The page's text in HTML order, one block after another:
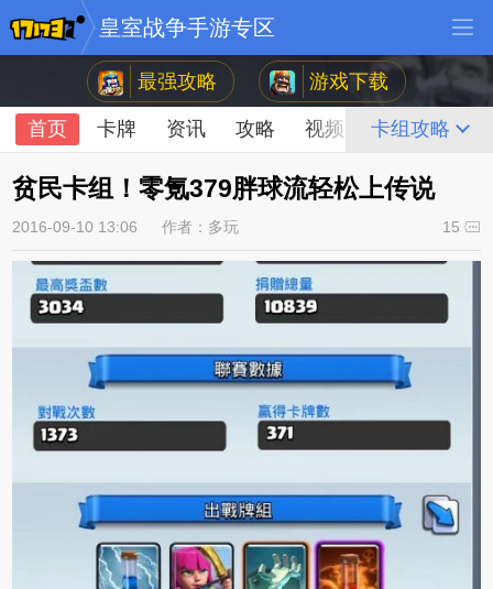
皇室战争手游专区
最强攻略 游戏下载
首页 卡牌 资讯 攻略 视频 论坛
卡组攻略
贫民卡组！零氪379胖球流轻松上传说
2016-09-10 13:06 作者：多玩 15